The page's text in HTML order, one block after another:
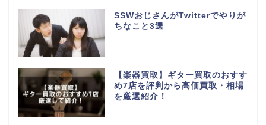
SSWおじさんがTwitterでやりが
ちなこと3選
【楽器買取】ギター買取のおすす
め7店を評判から高価買取・相場
を厳選紹介！